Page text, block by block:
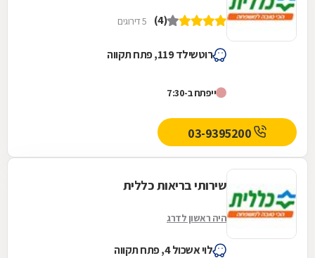
(4) 5 דירוגים
רוטשילד 119, פתח תקווה
ייפתח ב-7:30
שירותי בריאות כללית
היה ראשון לדרג
לוי אשכול 4, פתח תקווה